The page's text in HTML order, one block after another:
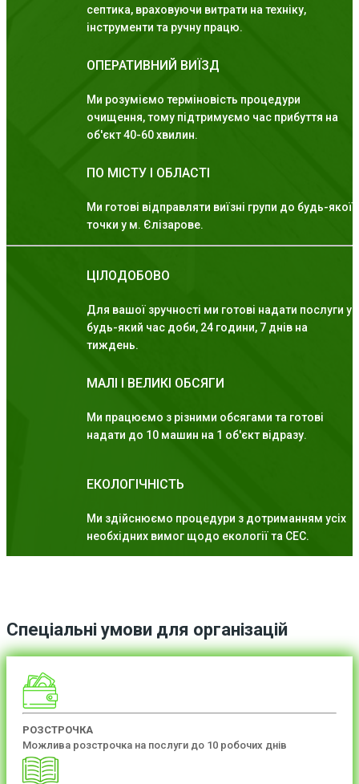
септика, враховуючи витрати на техніку,
інструменти та ручну працю.
ОПЕРАТИВНИЙ ВИЇЗД
Ми розуміємо терміновість процедури
очищення, тому підтримуємо час прибуття на
об'єкт 40-60 хвилин.
ПО МІСТУ І ОБЛАСТІ
Ми готові відправляти виїзні групи до будь-якої
точки у м. Єлізарове.
ЦІЛОДОБОВО
Для вашої зручності ми готові надати послуги у
будь-який час доби, 24 години, 7 днів на
тиждень.
МАЛІ І ВЕЛИКІ ОБСЯГИ
Ми працюємо з різними обсягами та готові
надати до 10 машин на 1 об'єкт відразу.
ЕКОЛОГІЧНІСТЬ
Ми здійснюємо процедури з дотриманням усіх
необхідних вимог щодо екології та СЕС.
Спеціальні умови для організацій
РОЗСТРОЧКА
Можлива розстрочка на послуги до 10 робочих днів